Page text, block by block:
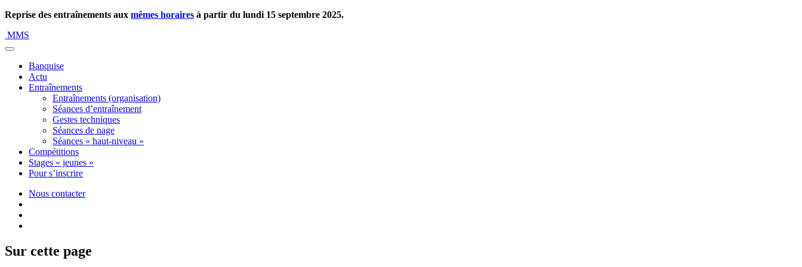
Reprise des entraînements aux mêmes horaires à partir du lundi 15 septembre 2025.
MMS
Banquise
Actu
Entraînements
Entraînements (organisation)
Séances d’entraînement
Gestes techniques
Séances de nage
Séances « haut-niveau »
Compétitions
Stages « jeunes »
Pour s’inscrire
Nous contacter
Sur cette page